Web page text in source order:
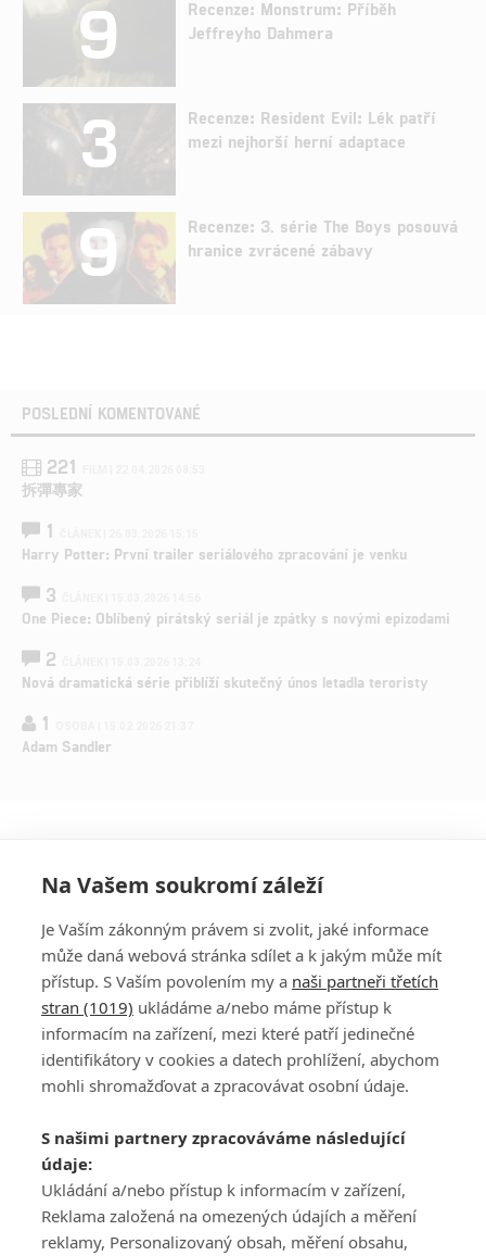
9
Recenze: Monstrum: Příběh
Jeffreyho Dahmera
3
Recenze: Resident Evil: Lék patří
mezi nejhorší herní adaptace
9
Recenze: 3. série The Boys posouvá
hranice zvrácené zábavy
POSLEDNÍ KOMENTOVANÉ
221
拆彈專家
1
Harry Potter: První trailer seriálového zpracování je venku
3
One Piece: Oblíbený pirátský seriál je zpátky s novými epizodami
2
Nová dramatická série přiblíží skutečný únos letadla teroristy
1
Adam Sandler
PŘIHLÁSIT
REGISTROVAT
DISKUZE
Šéfredaktorkou webu jePetr Slavík, e-mailserialy@fandimefilmu.cz
Máte-li zájem o inzerci na našem webu napište nám na e-mail
studio@koncal.com
Ochrana osobních údajů|Zásady používání cookies |Pravidla webu
Upravit nastavení soukromí
Na Vašem soukromí záleží
Je Vaším zákonným právem si zvolit, jaké informace
může daná webová stránka sdílet a k jakým může mít
přístup. S Vaším povolením my a naši partneři třetích
stran (1019) ukládáme a/nebo máme přístup k
informacím na zařízení, mezi které patří jedinečné
identifikátory v cookies a datech prohlížení, abychom
mohli shromažďovat a zpracovávat osobní údaje.
S našimi partnery zpracováváme následující
údaje:
Ukládání a/nebo přístup k informacím v zařízení,
Reklama založená na omezených údajích a měření
reklamy, Personalizovaný obsah, měření obsahu,